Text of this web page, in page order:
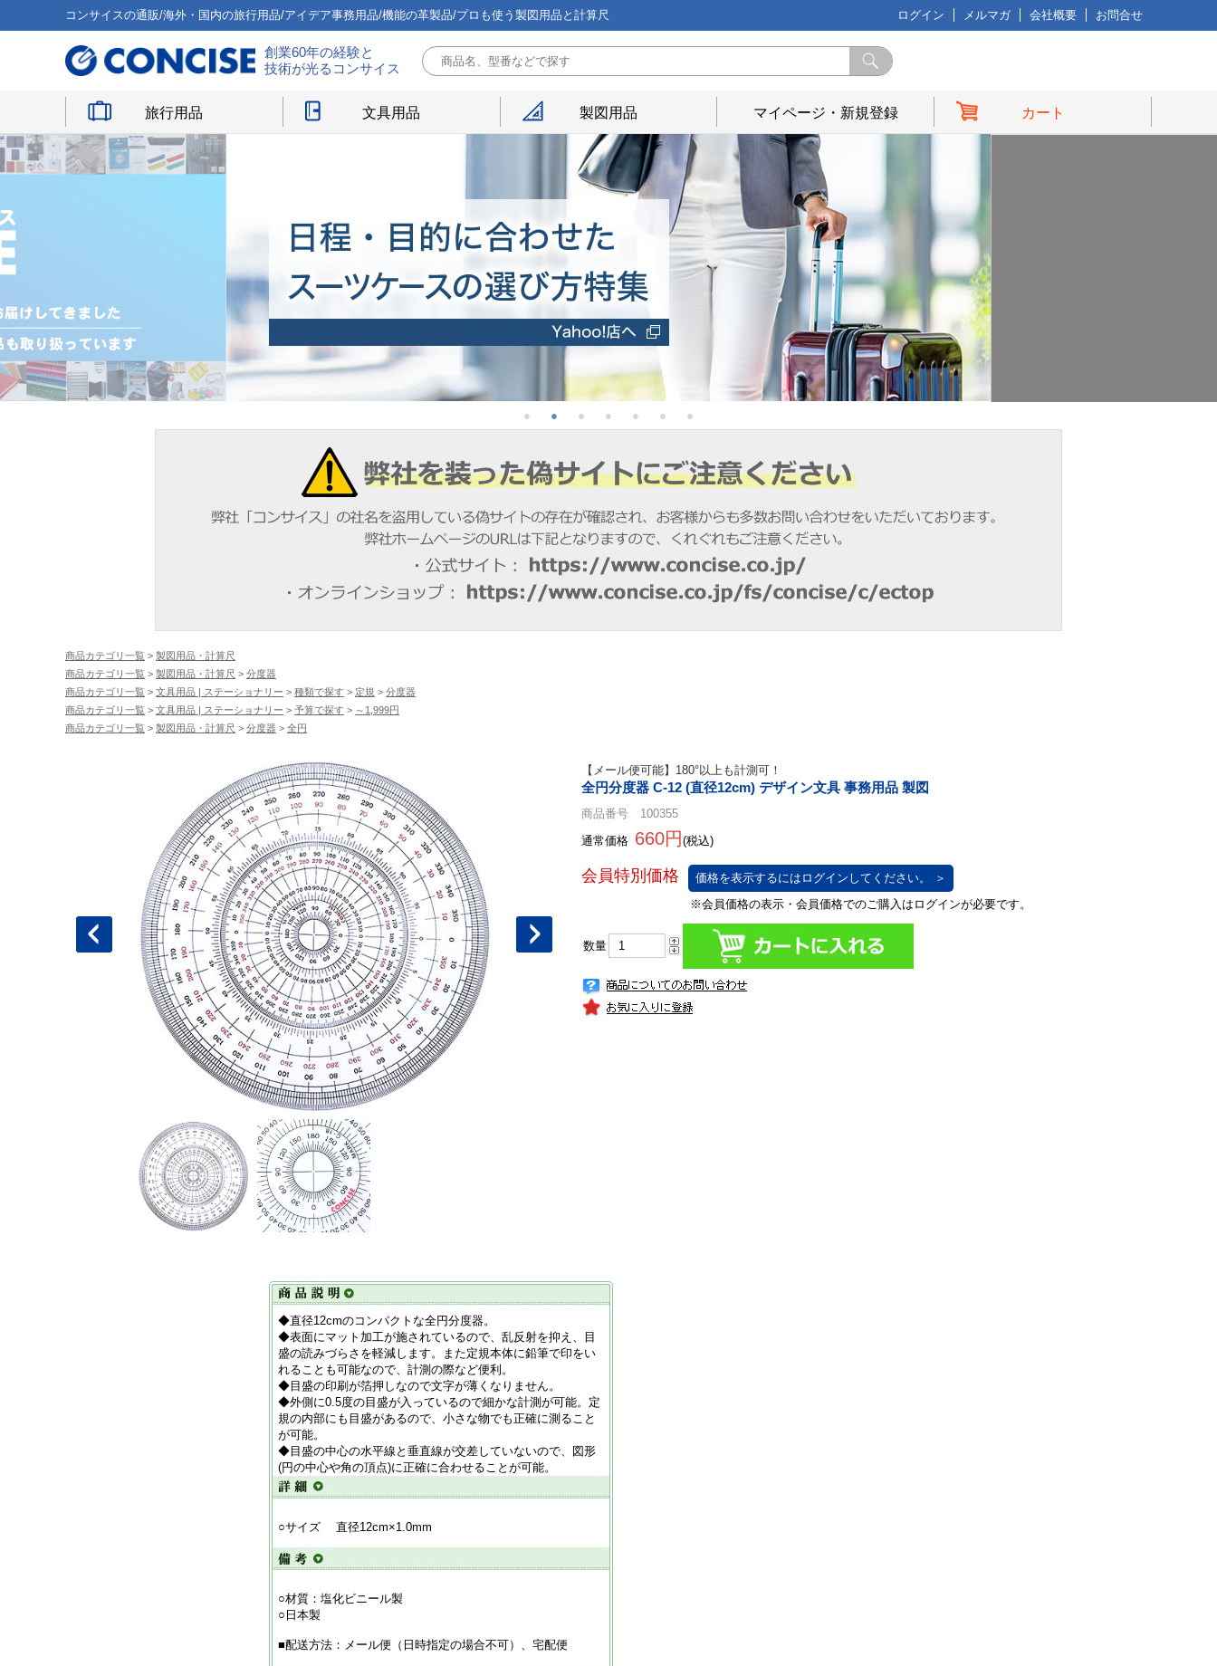
コンサイスの通販/海外・国内の旅行用品/アイデア事務用品/機能の革製品/プロも使う製図用品と計算尺 ログイン メルマガ 会社概要 お問合せ
創業60年の経験と
技術が光るコンサイス
旅行用品 文具用品 製図用品 マイページ・新規登録 カート
商品カテゴリ一覧 > 製図用品・計算尺
商品カテゴリ一覧 > 製図用品・計算尺 > 分度器
商品カテゴリ一覧 > 文具用品 | ステーショナリー > 種類で探す > 定規 > 分度器
商品カテゴリ一覧 > 文具用品 | ステーショナリー > 予算で探す > ～1,999円
商品カテゴリ一覧 > 製図用品・計算尺 > 分度器 > 全円
【メール便可能】180°以上も計測可！
全円分度器 C-12 (直径12cm) デザイン文具 事務用品 製図
商品番号 100355
通常価格 660円 (税込)
価格を表示するにはログインしてください。 ＞
数量
◆直径12cmのコンパクトな全円分度器。
◆表面にマット加工が施されているので、乱反射を抑え、目
盛の読みづらさを軽減します。また定規本体に鉛筆で印をい
れることも可能なので、計測の際など便利。
◆目盛の印刷が箔押しなので文字が薄くなりません。
◆外側に0.5度の目盛が入っているので細かな計測が可能。定
規の内部にも目盛があるので、小さな物でも正確に測ること
が可能。
◆目盛の中心の水平線と垂直線が交差していないので、図形
(円の中心や角の頂点)に正確に合わせることが可能。
○サイズ 直径12cm×1.0mm
○材質：塩化ビニール製
○日本製
■配送方法：メール便（日時指定の場合不可）、宅配便